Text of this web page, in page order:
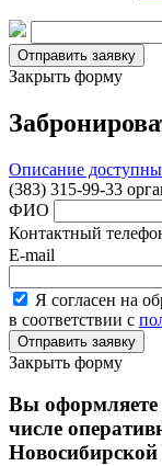
Закрыть форму
Описание
(383) 315-99-33
ФИО
Контактный
E-mail
Я согласен на
в соответствии с
Закрыть форму
Вы оформляете
числе